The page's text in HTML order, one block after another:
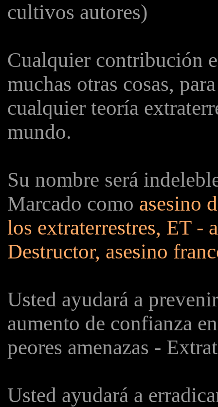
cultivos autores)
Cualquier contribución
muchas otras cosas,
cualquier teoría
mundo.
Su nombre será
Marcado como asesino
los extraterrestres, ET -
Destructor, asesino
Usted ayudará a
aumento de confianza
peores amenazas -
Usted ayudará a